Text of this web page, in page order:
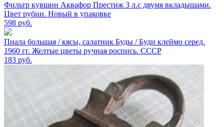
Фильтр кувшин Аквафор Престиж 3 л.с двумя вкладышами.
Цвет рубин. Новый в упаковке
598 руб.
Пиала большая / кясы, салатник Буды / Буди клеймо серед.
1960 гг. Желтые цветы ручная роспись. СССР
183 руб.